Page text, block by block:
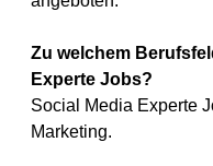
Zu welchem
Experte Jobs?
Social Media Experte
Marketing.